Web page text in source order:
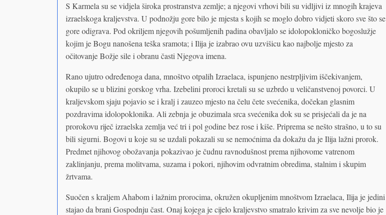
S Karmela su se vidjela široka prostranstva zemlje; a njegovi vrhovi bili su vidljivi iz mnogih krajeva
izraelskoga kraljevstva. U podnožju gore bilo je mjesta s kojih se moglo dobro vidjeti skoro sve što se
gore odigrava. Pod okriljem njegovih pošumljenih padina obavljalo se idolopokloničko bogoslužje
kojim je Bogu nanošena teška sramota; i Ilija je izabrao ovu uzvišicu kao najbolje mjesto za
očitovanje Božje sile i obranu časti Njegova imena.
Rano ujutro određenoga dana, mnoštvo otpalih Izraelaca, ispunjeno nestrpljivim iščekivanjem,
okupilo se u blizini gorskog vrha. Izebelini proroci kretali su se uzbrdo u veličanstvenoj povorci. U
kraljevskom sjaju pojavio se i kralj i zauzeo mjesto na čelu čete svećenika, dočekan glasnim
pozdravima idolopoklonika. Ali zebnja je obuzimala srca svećenika dok su se prisjećali da je na
prorokovu riječ izraelska zemlja već tri i pol godine bez rose i kiše. Priprema se nešto strašno, u to su
bili sigurni. Bogovi u koje su se uzdali pokazali su se nemoćnima da dokažu da je Ilija lažni prorok.
Predmet njihovog obožavanja pokazivao je čudnu ravnodušnost prema njihovome vatrenom
zaklinjanju, prema molitvama, suzama i pokori, njihovim odvratnim obredima, stalnim i skupim
žrtvama.
Suočen s kraljem Ahabom i lažnim prorocima, okružen okupljenim mnoštvom Izraelaca, Ilija je jedini
stajao da brani Gospodnju čast. Onaj kojega je cijelo kraljevstvo smatralo krivim za sve nevolje bio je